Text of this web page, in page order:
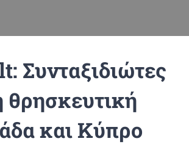
Συνταξιδιώτες
θρησκευτική
και Κύπρο